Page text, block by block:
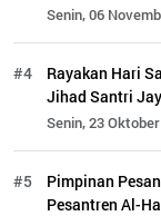
Senin, 06
#4
Rayakan Hari
Jihad Santri
Senin, 23
#5
Pimpinan
Pesantren Al-